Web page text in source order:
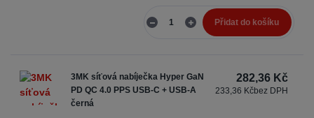
Přidat do košíku
3MK síťová nabíječka Hyper GaN
PD QC 4.0 PPS USB-C + USB-A
černá
282,36 Kč
233,36 Kčbez DPH